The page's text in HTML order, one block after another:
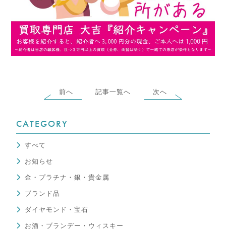
前へ 記事一覧へ 次へ
CATEGORY
すべて
お知らせ
金・プラチナ・銀・貴金属
ブランド品
ダイヤモンド・宝石
お酒・ブランデー・ウィスキー